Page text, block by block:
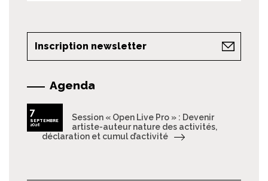
Inscription newsletter
Agenda
7
SEPTEMBRE
2026
Session « Open Live Pro » : Devenir
artiste-auteur nature des activités,
déclaration et cumul d’activité